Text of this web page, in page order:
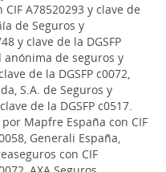
A78520293 y clave de
de Seguros y
y clave de la DGSFP
anónima de seguros y
de la DGSFP c0072,
S.A. de Seguros y
de la DGSFP c0517.
Mapfre España con CIF
Generali España,
con CIF